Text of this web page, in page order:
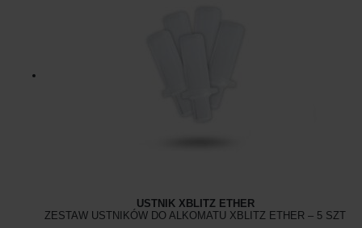
USTNIK XBLITZ ETHER
ZESTAW USTNIKÓW DO ALKOMATU XBLITZ ETHER – 5 SZT